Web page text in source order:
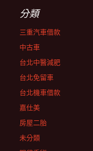
分類
三重汽車借款
中古車
台北中醫減肥
台北免留車
台北機車借款
嘉仕美
房屋二胎
未分類